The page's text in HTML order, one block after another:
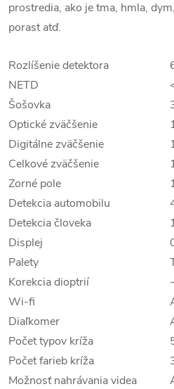
prostredia, ako je tma, hmla,
porast atď.
Rozlíšenie detektora
NETD
Šošovka
Optické zväčšenie
Digitálne zväčšenie
Celkové zväčšenie
Zorné pole
Detekcia automobilu
Detekcia človeka
Displej
Palety
Korekcia dioptrií
Wi-fi
Diaľkomer
Počet typov kríža
Počet farieb kríža
Možnosť nahrávania videa